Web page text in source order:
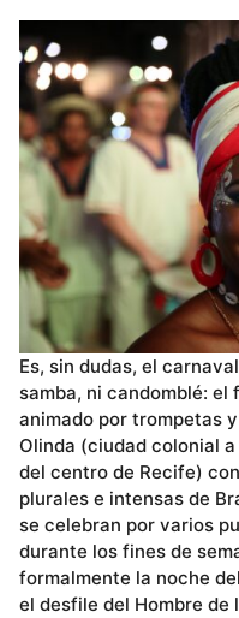
Es, sin dudas, el
samba, ni candomblé: el
animado por trompetas
Olinda (ciudad colonial
del centro de Recife)
plurales e intensas de
se celebran por varios
durante los fines de
formalmente la noche
el desfile del Hombre de